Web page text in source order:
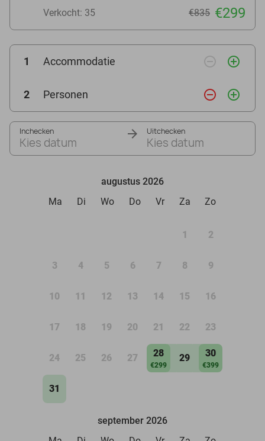
Verkocht: 35 €835 €299
1 Accommodatie remove_circle_outline add_circle_outline
2 Personen remove_circle_outline add_circle_outline
Inchecken
Kies datum
Uitchecken
Kies datum
augustus 2026
Ma
Di Wo Do Vr Za Zo
1 2
3 4 5 6 7 8 9
10 11 12 13 14 15 16
17 18 19 20 21 22 23
24 25 26 27 28
€299
29 30
€399
31
september 2026